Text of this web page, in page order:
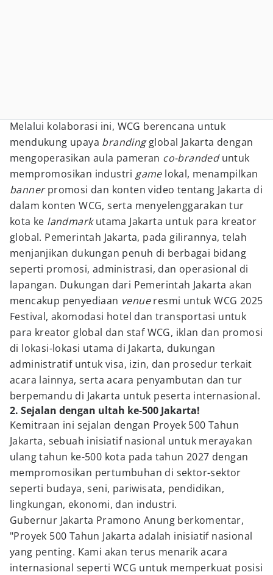
Melalui kolaborasi ini, WCG berencana untuk
mendukung upaya brandingglobal Jakarta dengan
mengoperasikan aula pameran co-brandeduntuk
mempromosikan industri gamelokal, menampilkan
bannerpromosi dan konten video tentang Jakarta di
dalam konten WCG, serta menyelenggarakan tur
kota ke landmarkutama Jakarta untuk para kreator
global. Pemerintah Jakarta, pada gilirannya, telah
menjanjikan dukungan penuh di berbagai bidang
seperti promosi, administrasi, dan operasional di
lapangan. Dukungan dari Pemerintah Jakarta akan
mencakup penyediaan venueresmi untuk WCG 2025
Festival, akomodasi hotel dan transportasi untuk
para kreator global dan staf WCG, iklan dan promosi
di lokasi-lokasi utama di Jakarta, dukungan
administratif untuk visa, izin, dan prosedur terkait
acara lainnya, serta acara penyambutan dan tur
berpemandu di Jakarta untuk peserta internasional.
2. Sejalan dengan ultah ke-500 Jakarta!
Kemitraan ini sejalan dengan Proyek 500 Tahun
Jakarta, sebuah inisiatif nasional untuk merayakan
ulang tahun ke-500 kota pada tahun 2027 dengan
mempromosikan pertumbuhan di sektor-sektor
seperti budaya, seni, pariwisata, pendidikan,
lingkungan, ekonomi, dan industri.
Gubernur Jakarta Pramono Anung berkomentar,
"Proyek 500 Tahun Jakarta adalah inisiatif nasional
yang penting. Kami akan terus menarik acara
internasional seperti WCG untuk memperkuat posisi